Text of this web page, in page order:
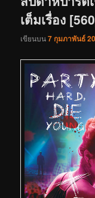
เต็มเรื่อง
เขียนบน7 กุมภาพันธ์